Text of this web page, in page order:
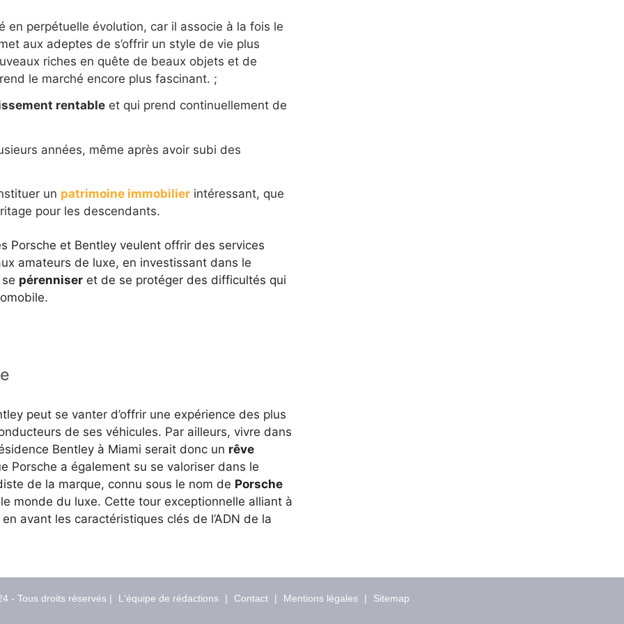
en perpétuelle évolution, car il associe à la fois le
aux adeptes de s’offrir un style de vie plus
riches en quête de beaux objets et de
le marché encore plus fascinant. ;
rentableet qui prend continuellement de
années, même après avoir subi des
un patrimoine immobilierintéressant, que
pour les descendants.
Porsche et Bentley veulent offrir des services
amateurs de luxe, en investissant dans le
pérenniseret de se protéger des difficultés qui
peut se vanter d’offrir une expérience des plus
de ses véhicules. Par ailleurs, vivre dans
Bentley à Miami serait donc un rêve
Porsche a également su se valoriser dans le
de la marque, connu sous le nom de Porsche
monde du luxe. Cette tour exceptionnelle alliant à
avant les caractéristiques clés de l’ADN de la
- Tous droits réservés | L'équipe de rédactions | Contact | Mentions légales | Sitemap